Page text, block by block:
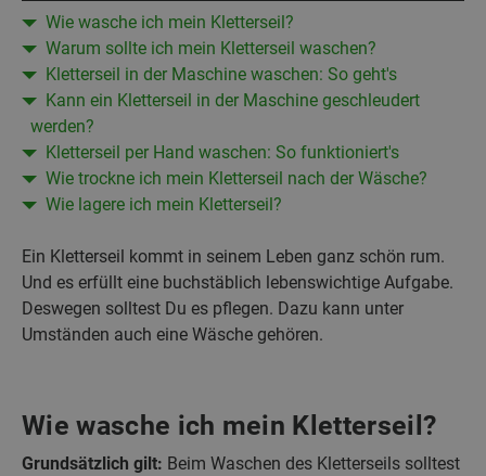
Wie wasche ich mein Kletterseil?
Warum sollte ich mein Kletterseil waschen?
Kletterseil in der Maschine waschen: So geht's
Kann ein Kletterseil in der Maschine geschleudert
werden?
Kletterseil per Hand waschen: So funktioniert's
Wie trockne ich mein Kletterseil nach der Wäsche?
Wie lagere ich mein Kletterseil?
Ein Kletterseil kommt in seinem Leben ganz schön rum.
Und es erfüllt eine buchstäblich lebenswichtige Aufgabe.
Deswegen solltest Du es pflegen. Dazu kann unter
Umständen auch eine Wäsche gehören.
Wie wasche ich mein Kletterseil?
Grundsätzlich gilt: Beim Waschen des Kletterseils solltest